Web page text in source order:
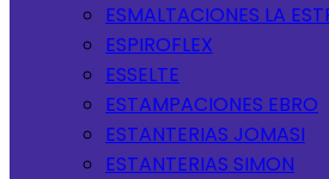
ESMALTACIONES LA
ESPIROFLEX
ESSELTE
ESTAMPACIONES EBRO
ESTANTERIAS JOMASI
ESTANTERIAS SIMON